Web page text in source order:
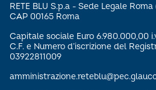
RETE BLU S.p.a - Sede Legale
CAP 00165 Roma
Capitale sociale Euro 6.980.000,00
C.F. e Numero d’iscrizione del
03922811009